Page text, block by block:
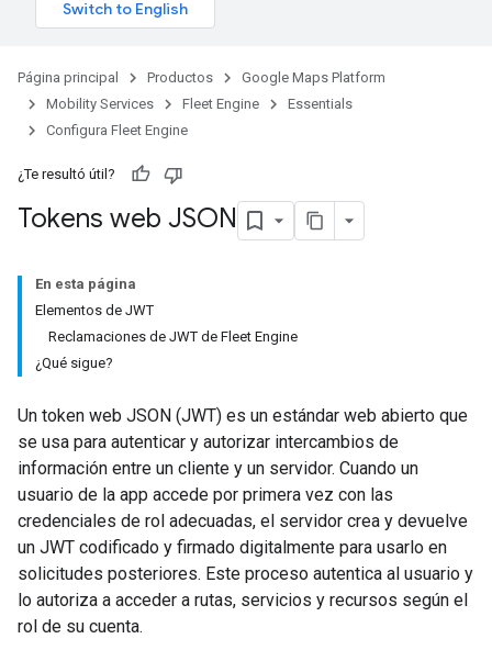
Página principal Productos
Google Maps Platform
Mobility Services
Fleet Engine
Essentials
Configura Fleet Engine
¿Te resultó útil?
Tokens web JSON
En esta página
Elementos de JWT
Reclamaciones de JWT de Fleet Engine
¿Qué sigue?
Un token web JSON (JWT) es un estándar web abierto que
se usa para autenticar y autorizar intercambios de
información entre un cliente y un servidor. Cuando un
usuario de la app accede por primera vez con las
credenciales de rol adecuadas, el servidor crea y devuelve
un JWT codificado y firmado digitalmente para usarlo en
solicitudes posteriores. Este proceso autentica al usuario y
lo autoriza a acceder a rutas, servicios y recursos según el
rol de su cuenta.